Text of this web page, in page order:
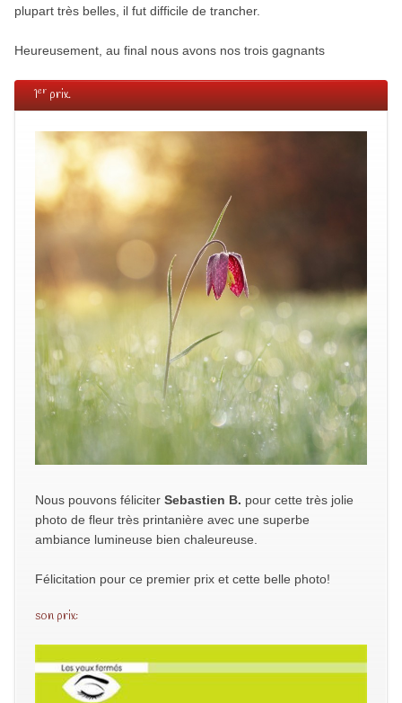
plupart très belles, il fut difficile de trancher.
Heureusement, au final nous avons nos trois gagnants
1erprix.
Nous pouvons féliciter Sebastien B. pour cette très jolie
photo de fleur très printanière avec une superbe
ambiance lumineuse bien chaleureuse.
Félicitation pour ce premier prix et cette belle photo!
son prix: